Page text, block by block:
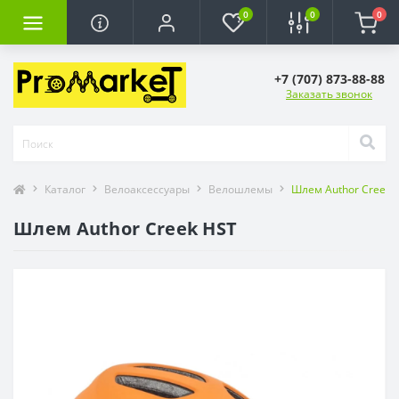
0 0 0
+7 (707) 873-88-88
Заказать звонок
Каталог Велоаксессуары Велошлемы Шлем Author Creek
Шлем Author Creek HST